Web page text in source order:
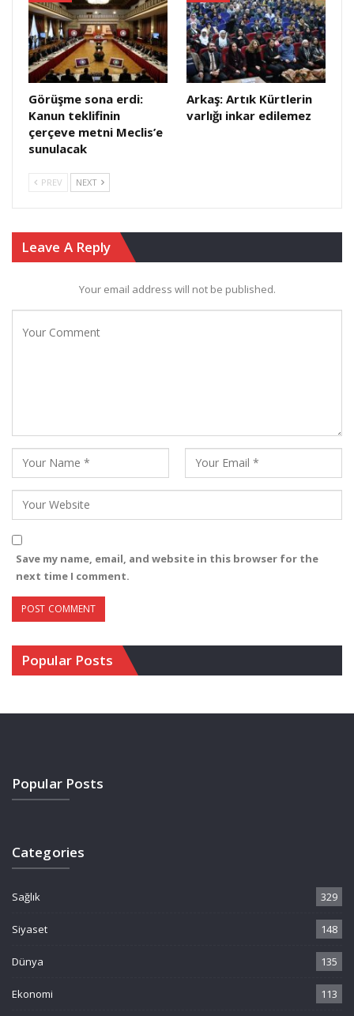
Görüşme sona erdi:
Kanun teklifinin
çerçeve metni Meclis’e
sunulacak
Arkaş: Artık Kürtlerin
varlığı inkar edilemez
PREV NEXT
Leave A Reply
Your email address will not be published.
Save my name, email, and website in this browser for the
next time I comment.
Popular Posts
Popular Posts
Categories
Sağlık 329
Siyaset 148
Dünya 135
Ekonomi 113